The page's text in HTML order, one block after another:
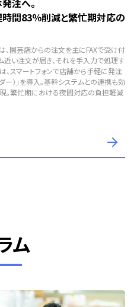
間83％削減と繁忙期対応の
、園芸店からの注文を主にFAXで受け付
近い注文が届き、それを手入力で処理す
、スマートフォンで店舗から手軽に発注
）」を導入。基幹システムとの連携も効
。繁忙期における夜間対応の負担軽減
ム